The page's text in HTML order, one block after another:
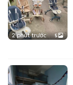
2 phút trước 5